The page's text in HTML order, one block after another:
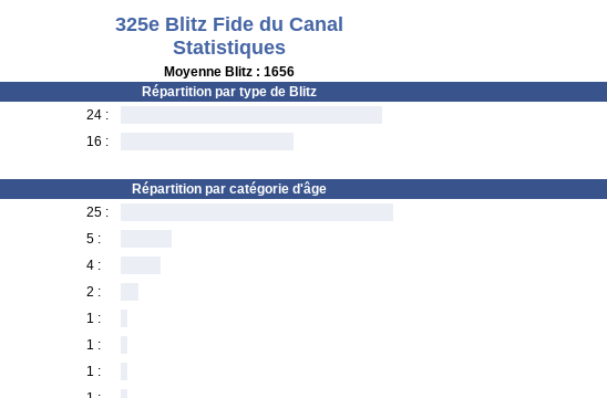
325e Blitz Fide du Canal
Statistiques
Moyenne Blitz : 1656
Répartition par type de Blitz
24 :
16 :
Répartition par catégorie d'âge
25 :
5 :
4 :
2 :
1 :
1 :
1 :